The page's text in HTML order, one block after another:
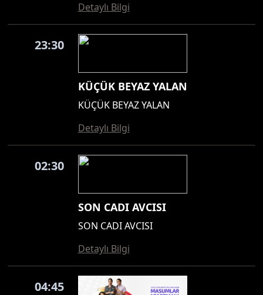
Detaylı Bilgi
23:30
KÜÇÜK BEYAZ YALAN
KÜÇÜK BEYAZ YALAN
Detaylı Bilgi
02:30
SON CADI AVCISI
SON CADI AVCISI
Detaylı Bilgi
04:45